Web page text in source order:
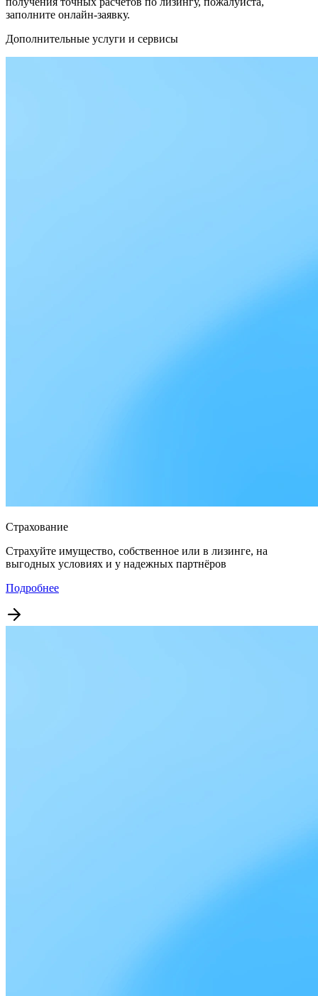
заполните онлайн-заявку.
Дополнительные услуги и сервисы
Страхование
Страхуйте имущество, собственное или в лизинге, на
выгодных условиях и у надежных партнёров
Подробнее